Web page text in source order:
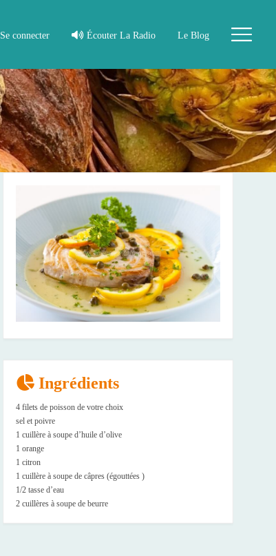
Se connecter Écouter La Radio Le Blog
Ingrédients
4 filets de poisson de votre choix
sel et poivre
1 cuillère à soupe d’huile d’olive
1 orange
1 citron
1 cuillère à soupe de câpres (égouttées )
1/2 tasse d’eau
2 cuillères à soupe de beurre